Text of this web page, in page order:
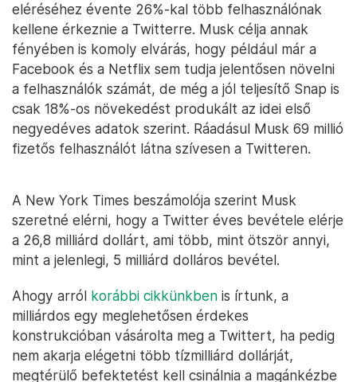
eléréséhez évente 26%-kal több felhasználónak
kellene érkeznie a Twitterre. Musk célja annak
fényében is komoly elvárás, hogy például már a
Facebook és a Netflix sem tudja jelentősen növelni
a felhasználók számát, de még a jól teljesítő Snap is
csak 18%-os növekedést produkált az idei első
negyedéves adatok szerint. Ráadásul Musk 69 millió
fizetős felhasználót látna szívesen a Twitteren.
A New York Times beszámolója szerint Musk
szeretné elérni, hogy a Twitter éves bevétele elérje
a 26,8 milliárd dollárt, ami több, mint ötször annyi,
mint a jelenlegi, 5 milliárd dolláros bevétel.
Ahogy arról korábbi cikkünkben is írtunk, a
milliárdos egy meglehetősen érdekes
konstrukcióban vásárolta meg a Twittert, ha pedig
nem akarja elégetni több tízmilliárd dollárját,
megtérülő befektetést kell csinálnia a magánkézbe